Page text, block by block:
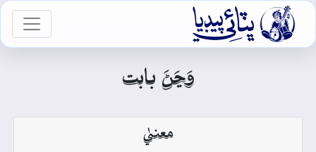

وَڃَڻَ بابت
معنيٰ